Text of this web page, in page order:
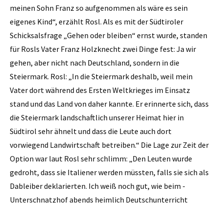
meinen Sohn Franz so aufgenommen als wäre es sein
eigenes Kind“, erzählt Rosl. Als es mit der Südtiroler
Schicksalsfrage „Gehen oder bleiben“ ernst wurde, standen
für Rosls Vater Franz Holzknecht zwei Dinge fest: Ja wir
gehen, aber nicht nach Deutschland, sondern in die
Steiermark. Rosl: „In die Steiermark deshalb, weil mein
Vater dort während des Ersten Weltkrieges im Einsatz
stand und das Land von daher kannte. Er erinnerte sich, dass
die Steiermark landschaftlich unserer Heimat hier in
Südtirol sehr ähnelt und dass die Leute auch dort
vorwiegend Landwirtschaft betreiben.“ Die Lage zur Zeit der
Option war laut Rosl sehr schlimm: „Den Leuten ­wurde
gedroht, dass sie Italiener ­werden müssten, falls sie sich als
Dableiber de­klarierten. Ich weiß noch gut, wie beim ­
Unterschnatzhof abends ­heimlich Deutschunterricht